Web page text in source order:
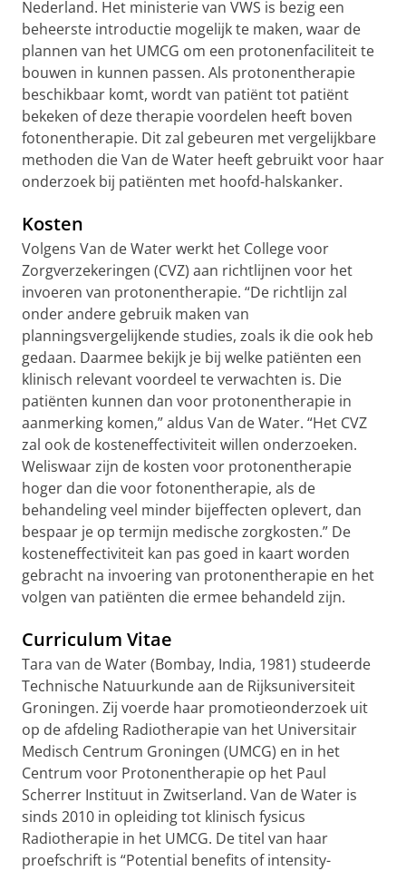
Nederland. Het ministerie van VWS is bezig een
beheerste introductie mogelijk te maken, waar de
plannen van het UMCG om een protonenfaciliteit te
bouwen in kunnen passen. Als protonentherapie
beschikbaar komt, wordt van patiënt tot patiënt
bekeken of deze therapie voordelen heeft boven
fotonentherapie. Dit zal gebeuren met vergelijkbare
methoden die Van de Water heeft gebruikt voor haar
onderzoek bij patiënten met hoofd-halskanker.
Kosten
Volgens Van de Water werkt het College voor
Zorgverzekeringen (CVZ) aan richtlijnen voor het
invoeren van protonentherapie. “De richtlijn zal
onder andere gebruik maken van
planningsvergelijkende studies, zoals ik die ook heb
gedaan. Daarmee bekijk je bij welke patiënten een
klinisch relevant voordeel te verwachten is. Die
patiënten kunnen dan voor protonentherapie in
aanmerking komen,” aldus Van de Water. “Het CVZ
zal ook de kosteneffectiviteit willen onderzoeken.
Weliswaar zijn de kosten voor protonentherapie
hoger dan die voor fotonentherapie, als de
behandeling veel minder bijeffecten oplevert, dan
bespaar je op termijn medische zorgkosten.” De
kosteneffectiviteit kan pas goed in kaart worden
gebracht na invoering van protonentherapie en het
volgen van patiënten die ermee behandeld zijn.
Curriculum Vitae
Tara van de Water (Bombay, India, 1981) studeerde
Technische Natuurkunde aan de Rijksuniversiteit
Groningen. Zij voerde haar promotieonderzoek uit
op de afdeling Radiotherapie van het Universitair
Medisch Centrum Groningen (UMCG) en in het
Centrum voor Protonentherapie op het Paul
Scherrer Instituut in Zwitserland. Van de Water is
sinds 2010 in opleiding tot klinisch fysicus
Radiotherapie in het UMCG. De titel van haar
proefschrift is “Potential benefits of intensity-